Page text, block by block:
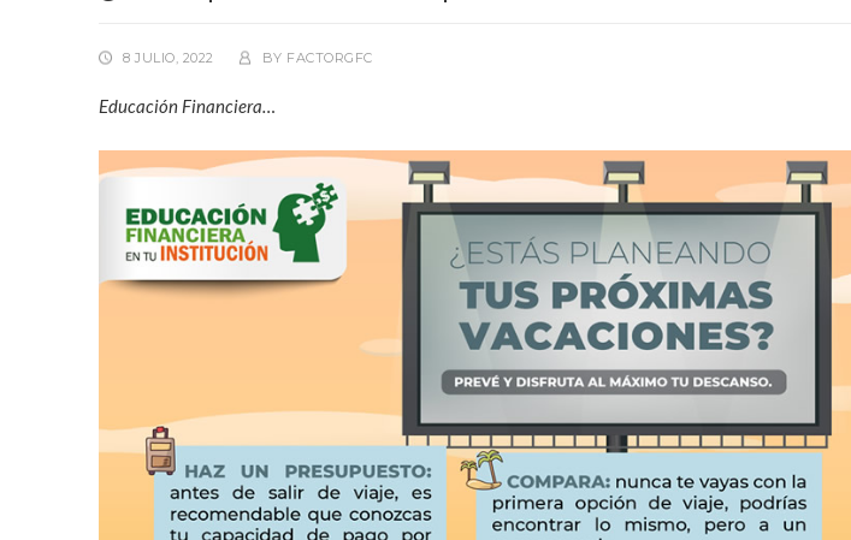
8 JULIO, 2022 BY FACTORGFC
Educación Financiera…